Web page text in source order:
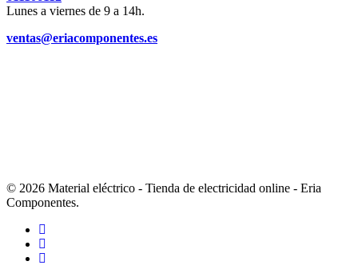
Lunes a viernes de 9 a 14h.
ventas@eriacomponentes.es
© 2026 Material eléctrico - Tienda de electricidad online - Eria
Componentes.
twitter
facebook
instagram